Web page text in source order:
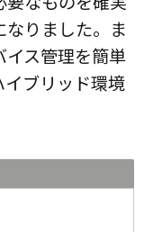
りました。ま
イス管理を簡単
ブリッド環境